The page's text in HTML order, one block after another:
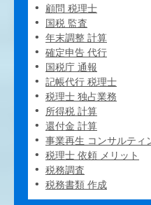
顧問 税理士
国税 監査
年末調整 計算
確定申告 代行
国税庁 通報
記帳代行 税理士
税理士 独占業務
所得税 計算
還付金 計算
事業再生 コンサルティ
税理士 依頼 メリット
税務調査
税務書類 作成